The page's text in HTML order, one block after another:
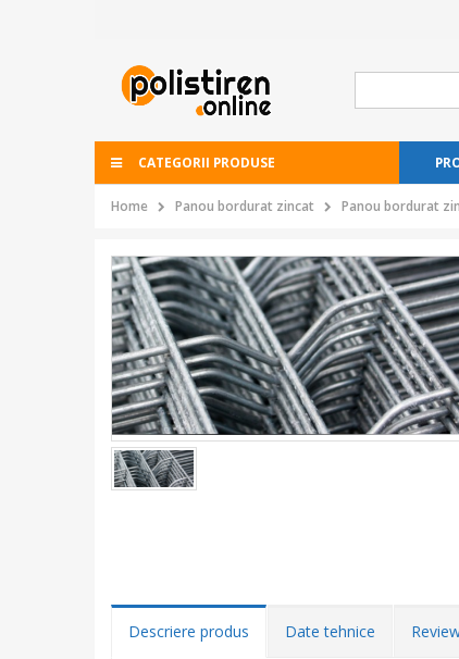
CATEGORII PRODUSE
Home Panou bordurat zincat Panou bordurat
Descriere produs Date tehnice